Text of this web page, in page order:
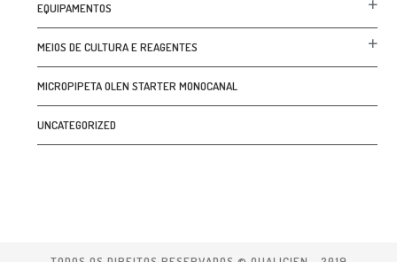
EQUIPAMENTOS
MEIOS DE CULTURA E REAGENTES
MICROPIPETA OLEN STARTER MONOCANAL
UNCATEGORIZED